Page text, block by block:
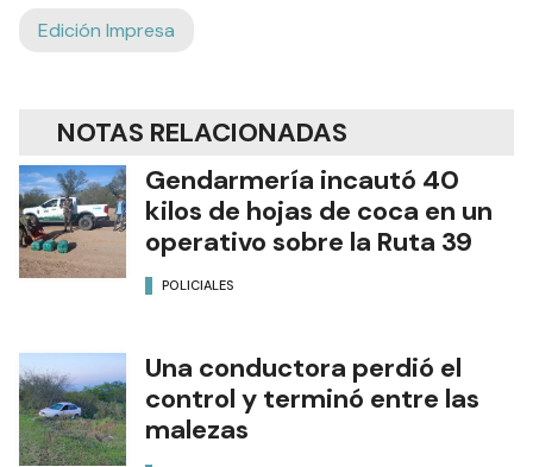
Edición Impresa
NOTAS RELACIONADAS
Gendarmería incautó 40
kilos de hojas de coca en un
operativo sobre la Ruta 39
POLICIALES
Una conductora perdió el
control y terminó entre las
malezas